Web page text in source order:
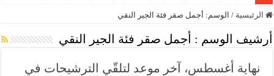
الرئيسية / الوسم: أجمل صقر فئة الجير النقي
أرشيف الوسم : أجمل صقر فئة الجير النقي
نهاية أغسطس، آخر موعد لتلقّي الترشيحات في